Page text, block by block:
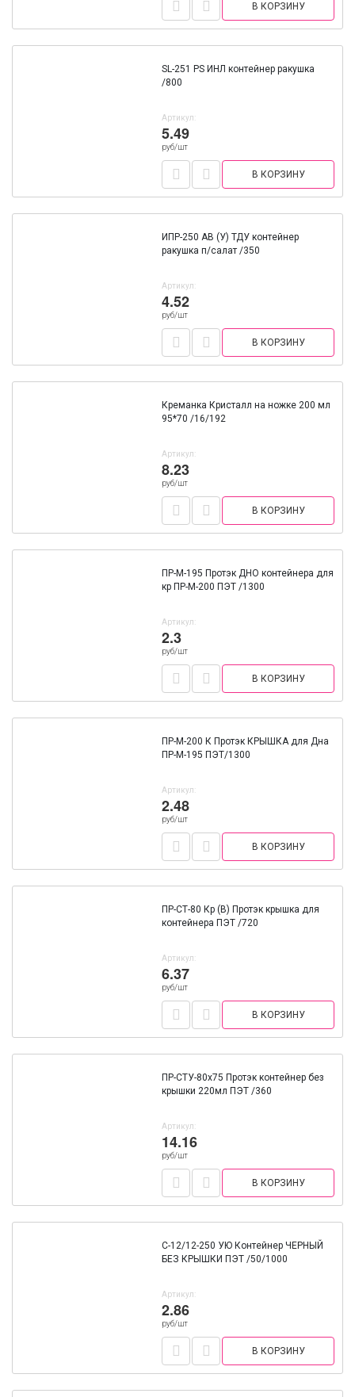
В КОРЗИНУ
SL-251 PS ИНЛ контейнер ракушка
/800
Артикул:
5.49
руб/шт
В КОРЗИНУ
ИПР-250 АВ (У) ТДУ контейнер
ракушка п/салат /350
Артикул:
4.52
руб/шт
В КОРЗИНУ
Креманка Кристалл на ножке 200 мл
95*70 /16/192
Артикул:
8.23
руб/шт
В КОРЗИНУ
ПР-М-195 Протэк ДНО контейнера для
кр ПР-М-200 ПЭТ /1300
Артикул:
2.3
руб/шт
В КОРЗИНУ
ПР-М-200 К Протэк КРЫШКА для Дна
ПР-М-195 ПЭТ/1300
Артикул:
2.48
руб/шт
В КОРЗИНУ
ПР-СТ-80 Кр (В) Протэк крышка для
контейнера ПЭТ /720
Артикул:
6.37
руб/шт
В КОРЗИНУ
ПР-СТУ-80х75 Протэк контейнер без
крышки 220мл ПЭТ /360
Артикул:
14.16
руб/шт
В КОРЗИНУ
С-12/12-250 УЮ Контейнер ЧЕРНЫЙ
БЕЗ КРЫШКИ ПЭТ /50/1000
Артикул:
2.86
руб/шт
В КОРЗИНУ